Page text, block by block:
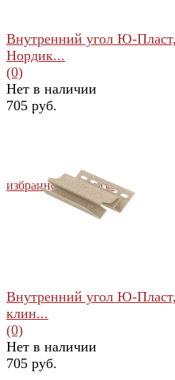
избранное сравнить
Внутренний угол Ю-
Нордик...
(0)
Нет в наличии
705 руб.
Внутренний угол Ю-
клин...
(0)
Нет в наличии
705 руб.